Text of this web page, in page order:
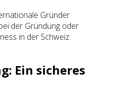
Gründer
der Gründung oder
in der Schweiz.
Ein sicheres